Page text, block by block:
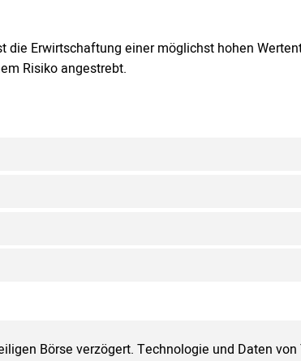
die Erwirtschaftung einer möglichst hohen
Risiko angestrebt.
Börse verzögert. Technologie und Daten